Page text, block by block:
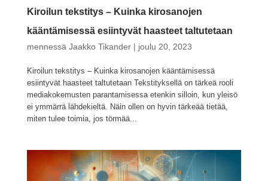
Kiroilun tekstitys – Kuinka kirosanojen
kääntämisessä esiintyvät haasteet taltutetaan
mennessä Jaakko Tikander| joulu 20, 2023
Kiroilun tekstitys – Kuinka kirosanojen kääntämisessä
esiintyvät haasteet taltutetaan Tekstityksellä on tärkeä rooli
mediakokemusten parantamisessa etenkin silloin, kun yleisö
ei ymmärrä lähdekieltä. Näin ollen on hyvin tärkeää tietää,
miten tulee toimia, jos törmää...